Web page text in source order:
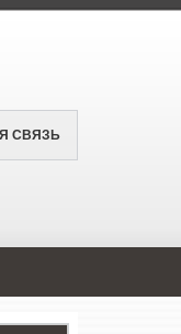
СВЯЗЬ